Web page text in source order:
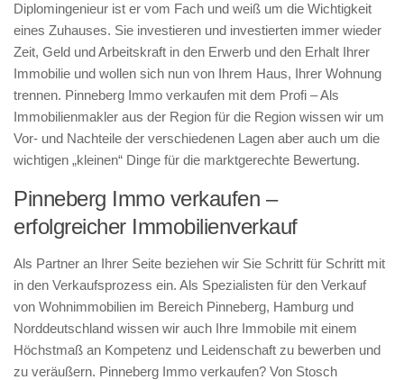
Diplomingenieur ist er vom Fach und weiß um die Wichtigkeit
eines Zuhauses. Sie investieren und investierten immer wieder
Zeit, Geld und Arbeitskraft in den Erwerb und den Erhalt Ihrer
Immobilie und wollen sich nun von Ihrem Haus, Ihrer Wohnung
trennen. Pinneberg Immo verkaufen mit dem Profi – Als
Immobilienmakler aus der Region für die Region wissen wir um
Vor- und Nachteile der verschiedenen Lagen aber auch um die
wichtigen „kleinen“ Dinge für die marktgerechte Bewertung.
Pinneberg Immo verkaufen –
erfolgreicher Immobilienverkauf
Als Partner an Ihrer Seite beziehen wir Sie Schritt für Schritt mit
in den Verkaufsprozess ein. Als Spezialisten für den Verkauf
von Wohnimmobilien im Bereich Pinneberg, Hamburg und
Norddeutschland wissen wir auch Ihre Immobile mit einem
Höchstmaß an Kompetenz und Leidenschaft zu bewerben und
zu veräußern. Pinneberg Immo verkaufen? Von Stosch